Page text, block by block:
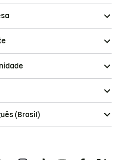
(Brasil)